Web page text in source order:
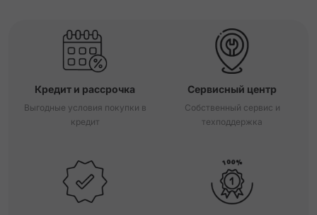
Кредит и рассрочка
Выгодные условия покупки в
кредит
Сервисный центр
Собственный сервис и
техподдержка